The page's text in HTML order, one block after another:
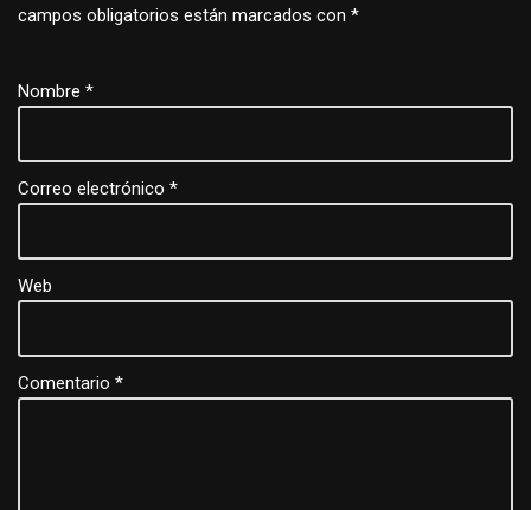
campos obligatorios están marcados con *
Nombre *
Correo electrónico *
Web
Comentario *